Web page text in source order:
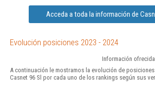
Acceda a toda la información de
Evolución posiciones 2023 - 2024
Información
A continuación le mostramos la evolución de posiciones
Casnet 96 Sl por cada uno de los rankings según sus